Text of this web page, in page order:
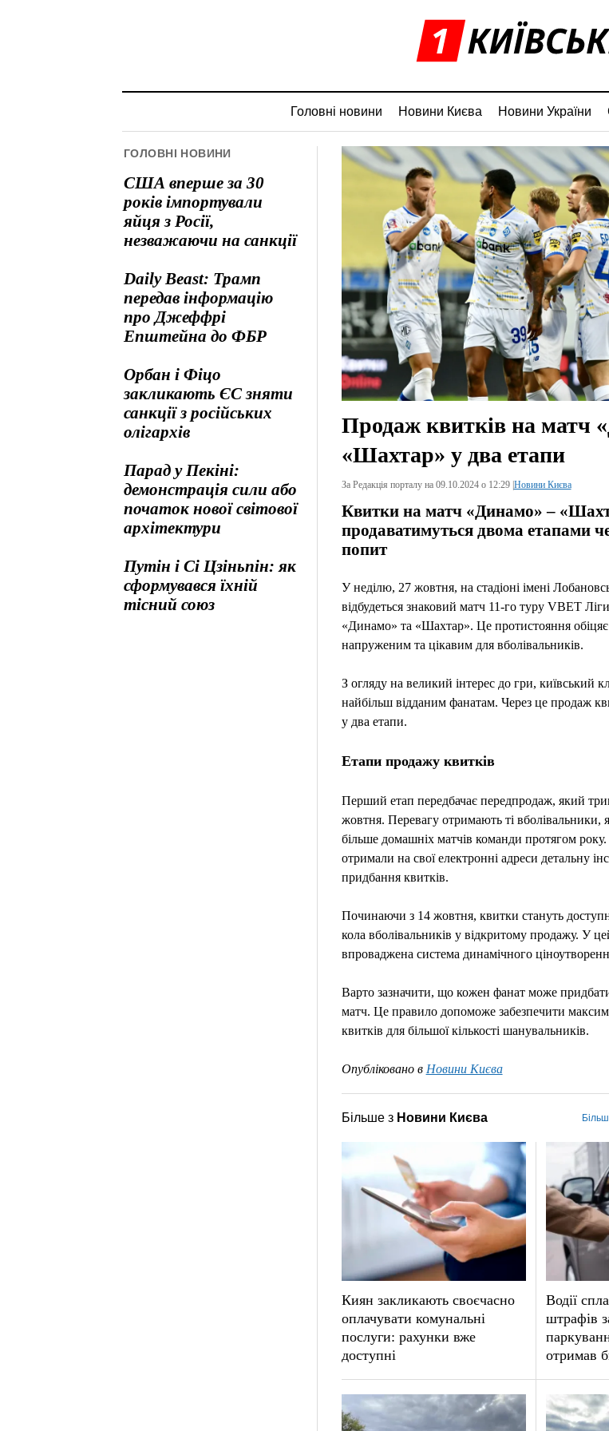
Головні новини Новини Києва Новини України
ГОЛОВНІ НОВИНИ
США вперше за 30
років імпортували
яйця з Росії,
незважаючи на санкції
Daily Beast: Трамп
передав інформацію
про Джеффрі
Епштейна до ФБР
Орбан і Фіцо
закликають ЄС зняти
санкції з російських
олігархів
Парад у Пекіні:
демонстрація сили або
початок нової світової
архітектури
Путін і Сі Цзіньпін: як
сформувався їхній
тісний союз
Продаж квитків на матч
«Шахтар» у два етапи
За Редакція порталу на 09.10.2024 о 12:29 | Новини Києва
Квитки на матч «Динамо» –
продаватимуться двома етапами
попит
У неділю, 27 жовтня, на стадіоні імені
відбудеться знаковий матч 11-го туру VBET
«Динамо» та «Шахтар». Це протистояння
напруженим та цікавим для вболівальників.
З огляду на великий інтерес до гри, київський
найбільш відданим фанатам. Через це продаж
у два етапи.
Етапи продажу квитків
Перший етап передбачає передпродаж, який
жовтня. Перевагу отримають ті вболівальники,
більше домашніх матчів команди протягом
отримали на свої електронні адреси детальну
придбання квитків.
Починаючи з 14 жовтня, квитки стануть
кола вболівальників у відкритому продажу. У
впроваджена система динамічного
Варто зазначити, що кожен фанат може
матч. Це правило допоможе забезпечити
квитків для більшої кількості шанувальників.
Опубліковано в Новини Києва
Більше з Новини Києва
Киян закликають своєчасно
оплачувати комунальні
послуги: рахунки вже
доступні
Водії
штрафів
отримав